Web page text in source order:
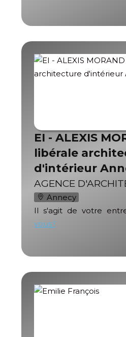
EI - ALEXIS
libérale
d'intérieur
AGENCE
Annecy
Il s'agit de votre
vous !